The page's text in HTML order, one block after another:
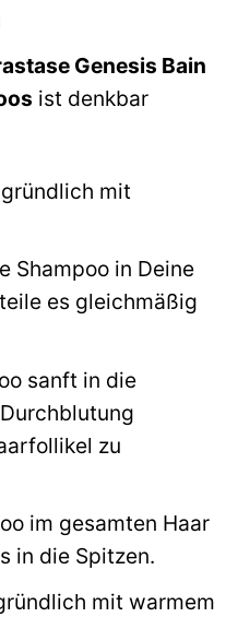
Genesis Bain
ist denkbar
mit
Shampoo in Deine
es gleichmäßig
sanft in die
zu
im gesamten Haar
in die Spitzen.
mit warmem